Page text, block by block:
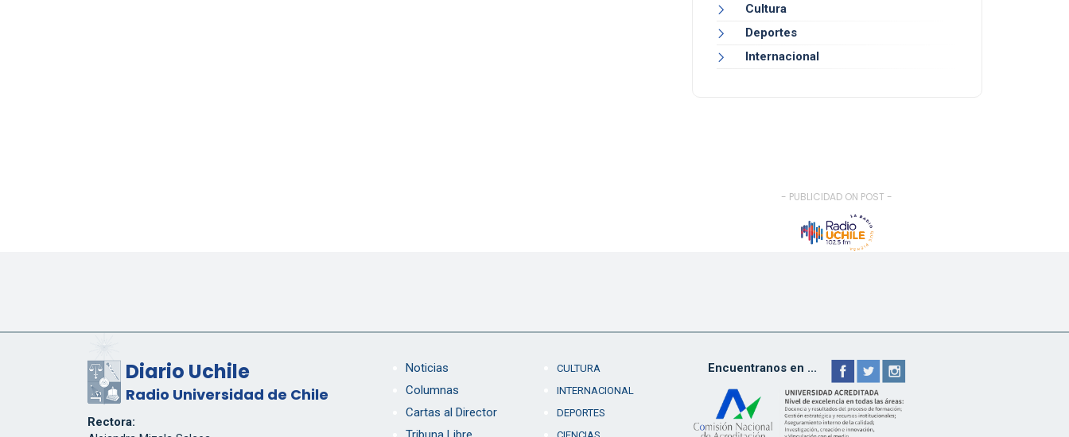
Cultura
Deportes
Internacional
- PUBLICIDAD ON POST -
Diario Uchile
Radio Universidad de Chile
Rectora:
Noticias
Columnas
Cartas al Director
CULTURA
INTERNACIONAL
DEPORTES
Encuentranos en ...